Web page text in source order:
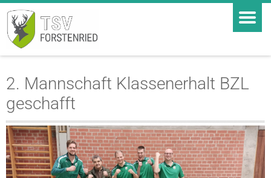
2. Mannschaft Klassenerhalt BZL
geschafft